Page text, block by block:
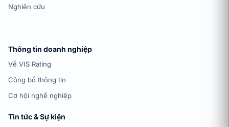
Nghiên cứu
Thông tin doanh nghiệp
Về VIS Rating
Công bố thông tin
Cơ hội nghề nghiệp
Tin tức & Sự kiện